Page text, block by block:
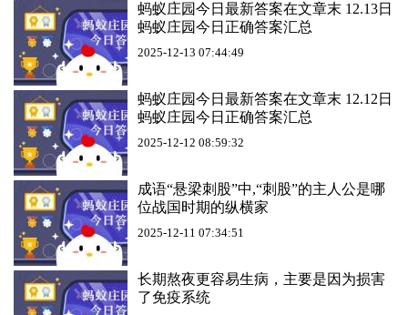
蚂蚁庄园今日最新答案在文章末 12.13日
蚂蚁庄园今日正确答案汇总
2025-12-13 07:44:49
蚂蚁庄园今日最新答案在文章末 12.12日
蚂蚁庄园今日正确答案汇总
2025-12-12 08:59:32
成语“悬梁刺股”中,“刺股”的主人公是哪
位战国时期的纵横家
2025-12-11 07:34:51
长期熬夜更容易生病，主要是因为损害
了免疫系统